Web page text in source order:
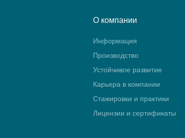
О компании
Информация
Производство
Устойчивое развитие
Карьера в компании
Стажировки и практики
Лицензии и сертификаты